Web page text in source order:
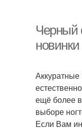
Черный
Аккуратные
ещё более
выборе
Если Вам